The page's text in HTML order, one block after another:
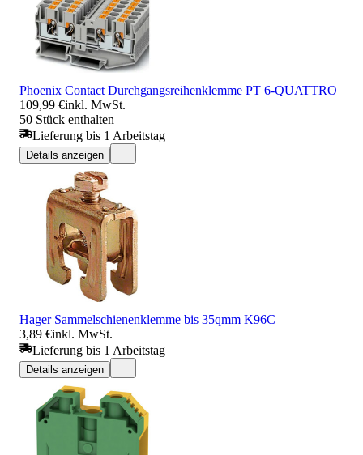
Phoenix Contact Durchgangsreihenklemme PT 6-QUATTRO
109,99 €inkl. MwSt.
50 Stück enthalten
Lieferung bis 1 Arbeitstag
Details anzeigen
Hager Sammelschienenklemme bis 35qmm K96C
3,89 €inkl. MwSt.
Lieferung bis 1 Arbeitstag
Details anzeigen